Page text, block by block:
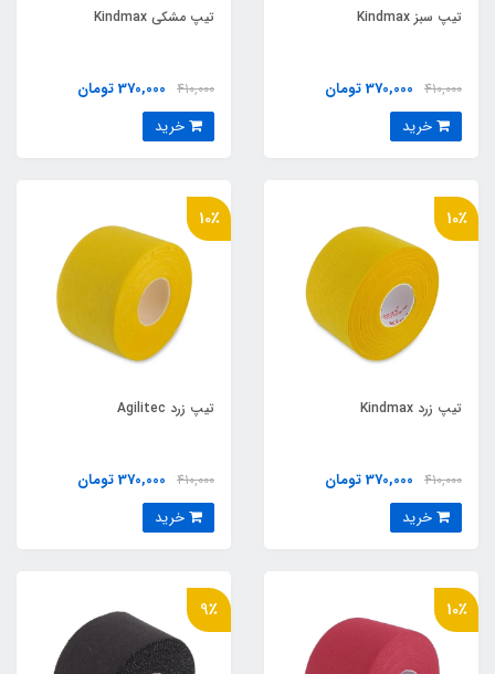
تیپ سبز Kindmax
410,000 370,000 تومان
تیپ مشکی Kindmax
410,000 370,000 تومان
10٪
تیپ زرد Kindmax
410,000 370,000 تومان
10٪
تیپ زرد Agilitec
410,000 370,000 تومان
10٪ 9٪